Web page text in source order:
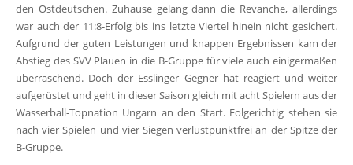
den Ostdeutschen. Zuhause gelang dann die Revanche, allerdings
war auch der 11:8-Erfolg bis ins letzte Viertel hinein nicht gesichert.
Aufgrund der guten Leistungen und knappen Ergebnissen kam der
Abstieg des SVV Plauen in die B-Gruppe für viele auch einigermaßen
überraschend. Doch der Esslinger Gegner hat reagiert und weiter
aufgerüstet und geht in dieser Saison gleich mit acht Spielern aus der
Wasserball-Topnation Ungarn an den Start. Folgerichtig stehen sie
nach vier Spielen und vier Siegen verlustpunktfrei an der Spitze der
B-Gruppe.